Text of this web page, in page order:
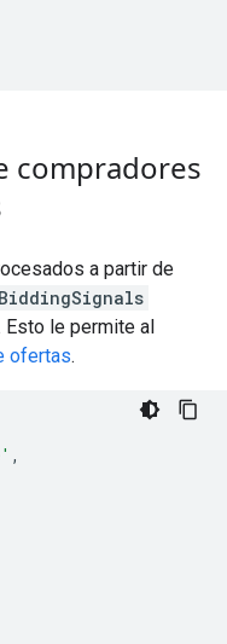
compradores
a partir de
Esto le permite al
ofertas.
,